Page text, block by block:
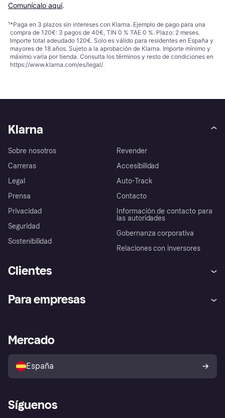
Comunícalo aquí.
¹*Paga en 3 plazos sin intereses con Klarna. Ejemplo de pago para una
compra de 120€: 3 pagos de 40€, TIN 0 % TAE 0 %. Plazo: 2 meses.
Importe total adeudado 120€. Solo es válido para residentes en España y
mayores de 18 años. Sujeto a la aprobación de Klarna. Importe mínimo y
máximo varía por tienda. Consulta los términos y resto de condiciones en
https://www.klarna.com/es/legal/.
Klarna
Sobre nosotros
Carreras
Legal
Prensa
Privacidad
Seguridad
Sostenibilidad
Revender
Accesibilidad
Auto-Track
Contacto
Información de contacto para
las autoridades
Gobernanza corporativa
Relaciones con inversores
Clientes
Inicio de sesión
Directorio de tiendas
Política de protección al
comprador de Klarna
Reclamaciones
Para empresas
Acceso empresas
Mercado
España
Síguenos